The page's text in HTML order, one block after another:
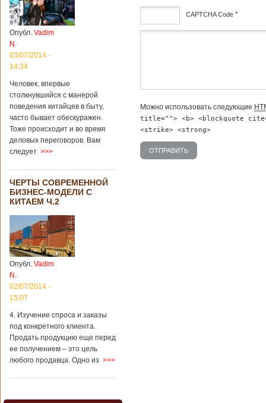
Опубл. Vadim
N.
03/07/2014 -
14:34
Человек, впервые
столкнувшийся с манерой
поведения китайцев в быту,
часто бывает обескуражен.
Тоже происходит и во время
деловых переговоров. Вам
следует >>>
ЧЕРТЫ СОВРЕМЕННОЙ
БИЗНЕС-МОДЕЛИ С
КИТАЕМ Ч.2
Опубл. Vadim
N.
02/07/2014 -
15:07
4. Изучение спроса и заказы
под конкретного клиента.
Продать продукцию еще перед
ее получением – это цель
любого продавца. Одно из >>>
CAPTCHA Code *
Можно использовать следующие
title=""> <b> <blockquote
<strike> <strong>